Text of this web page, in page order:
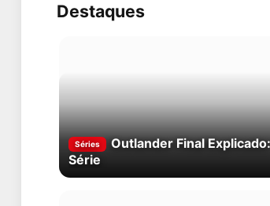
Destaques
Séries
Outlander Final
Série